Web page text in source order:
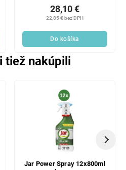
22,85 € bez DPH
28,10 €
Do košíka
tiež nakúpili
Jar Power Spray 12x800ml